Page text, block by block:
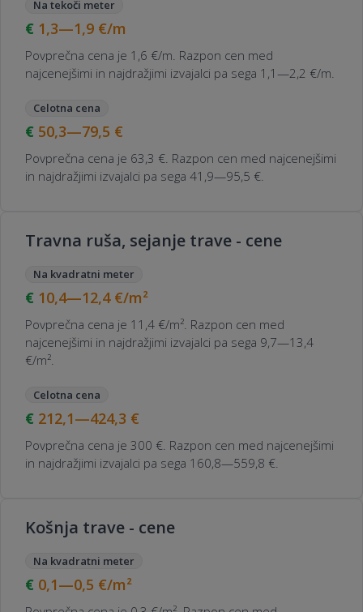
Na tekoči meter
1,3—1,9 €/m
Povprečna cena je 1,6 €/m. Razpon cen med
najcenejšimi in najdražjimi izvajalci pa sega 1,1—2,2 €/m.
Celotna cena
50,3—79,5 €
Povprečna cena je 63,3 €. Razpon cen med najcenejšimi
in najdražjimi izvajalci pa sega 41,9—95,5 €.
Travna ruša, sejanje trave - cene
Na kvadratni meter
10,4—12,4 €/m²
Povprečna cena je 11,4 €/m². Razpon cen med
najcenejšimi in najdražjimi izvajalci pa sega 9,7—13,4
€/m².
Celotna cena
212,1—424,3 €
Povprečna cena je 300 €. Razpon cen med najcenejšimi
in najdražjimi izvajalci pa sega 160,8—559,8 €.
Košnja trave - cene
Na kvadratni meter
0,1—0,5 €/m²